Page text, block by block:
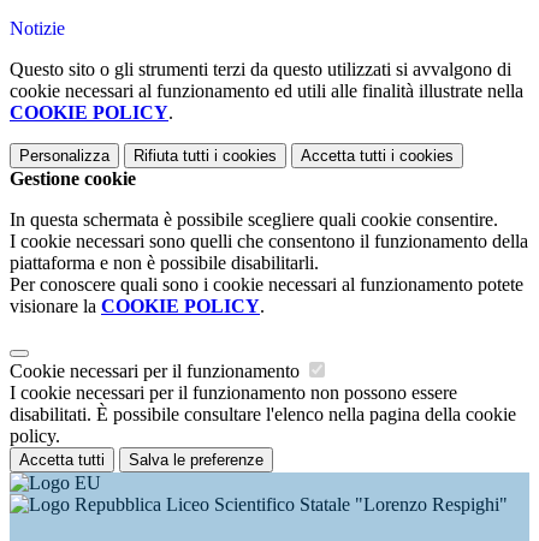
Notizie
Questo sito o gli strumenti terzi da questo utilizzati si avvalgono di
cookie necessari al funzionamento ed utili alle finalità illustrate nella
COOKIE POLICY.
Personalizza Rifiuta tutti i cookies Accetta tutti i cookies
Gestione cookie
In questa schermata è possibile scegliere quali cookie consentire.
I cookie necessari sono quelli che consentono il funzionamento della
piattaforma e non è possibile disabilitarli.
Per conoscere quali sono i cookie necessari al funzionamento potete
visionare la COOKIE POLICY.
Cookie necessari per il funzionamento
I cookie necessari per il funzionamento non possono essere
disabilitati. È possibile consultare l'elenco nella pagina della cookie
policy.
Accetta tutti Salva le preferenze
Liceo Scientifico Statale "Lorenzo Respighi"